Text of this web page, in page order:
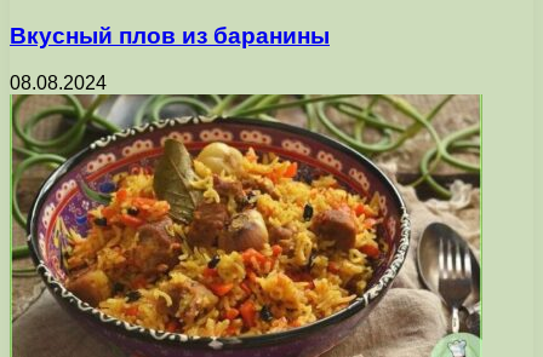
Вкусный плов из баранины
08.08.2024